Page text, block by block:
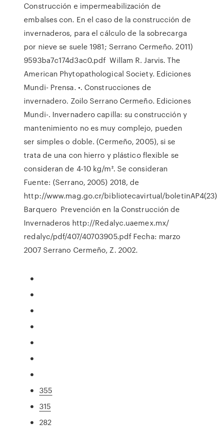
Construcción e impermeabilización de
embalses con. En el caso de la construcción de
invernaderos, para el cálculo de la sobrecarga
por nieve se suele 1981; Serrano Cermeño. 2011)
9593ba7c174d3ac0.pdf Willam R. Jarvis. The
American Phytopathological Society. Ediciones
Mundi- Prensa. •. Construcciones de
invernadero. Zoilo Serrano Cermeño. Ediciones
Mundi-. Invernadero capilla: su construcción y
mantenimiento no es muy complejo, pueden
ser simples o doble. (Cermeño, 2005), si se
trata de una con hierro y plástico flexible se
consideran de 4-10 kg/m². Se consideran
Fuente: (Serrano, 2005) 2018, de
http://www.mag.go.cr/bibliotecavirtual/
Barquero Prevención en la Construcción de
Invernaderos http://Redalyc.uaemex.mx/
redalyc/pdf/407/40703905.pdf Fecha: marzo
2007 Serrano Cermeño, Z. 2002.
355
315
282